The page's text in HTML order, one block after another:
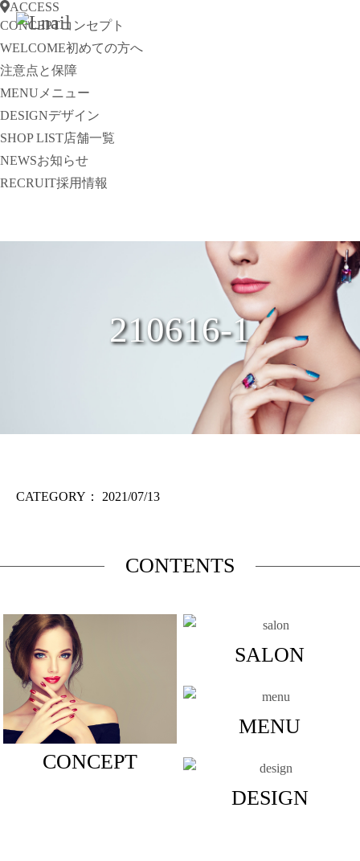
ACCESS
CONCEPTコンセプト
WELCOME初めての方へ
注意点と保障
MENU メニュー
DESIGNデザイン
SHOP LIST店舗一覧
NEWSお知らせ
RECRUIT採用情報
210616-1
CATEGORY： 2021/07/13
CONTENTS
CONCEPT
SALON
MENU
DESIGN